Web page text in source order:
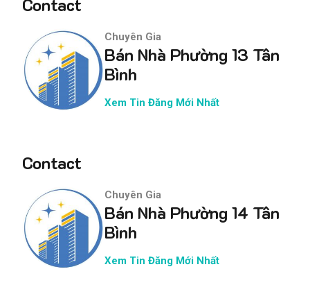
Contact
Chuyên Gia
Bán Nhà Phường 13 Tân
Bình
Xem Tin Đăng Mới Nhất
Contact
Chuyên Gia
Bán Nhà Phường 14 Tân
Bình
Xem Tin Đăng Mới Nhất